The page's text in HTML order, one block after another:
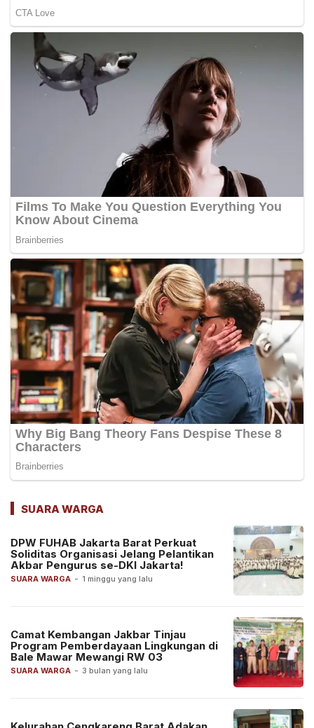
SUARA WARGA
SUARA WARGA - 1 minggu yang lalu
DPW FUHAB Jakarta Barat Perkuat
Soliditas Organisasi Jelang Pelantikan
Akbar Pengurus se-DKI Jakarta!
SUARA WARGA - 3 bulan yang lalu
Camat Kembangan Jakbar Tinjau
Program Pemberdayaan Lingkungan di
Bale Mawar Mewangi RW 03